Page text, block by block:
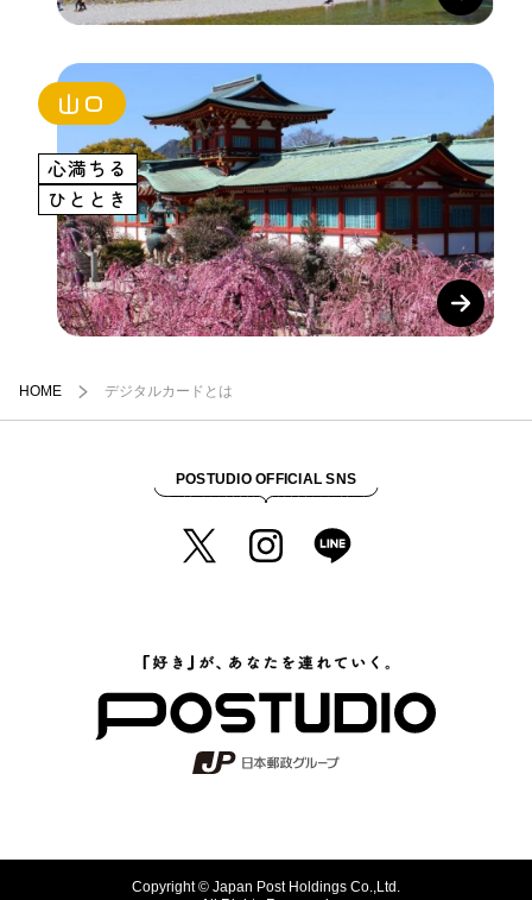
山口
心満ちる
ひととき
HOME デジタルカードとは
POSTUDIO OFFICIAL SNS
Copyright © Japan Post Holdings Co.,Ltd.